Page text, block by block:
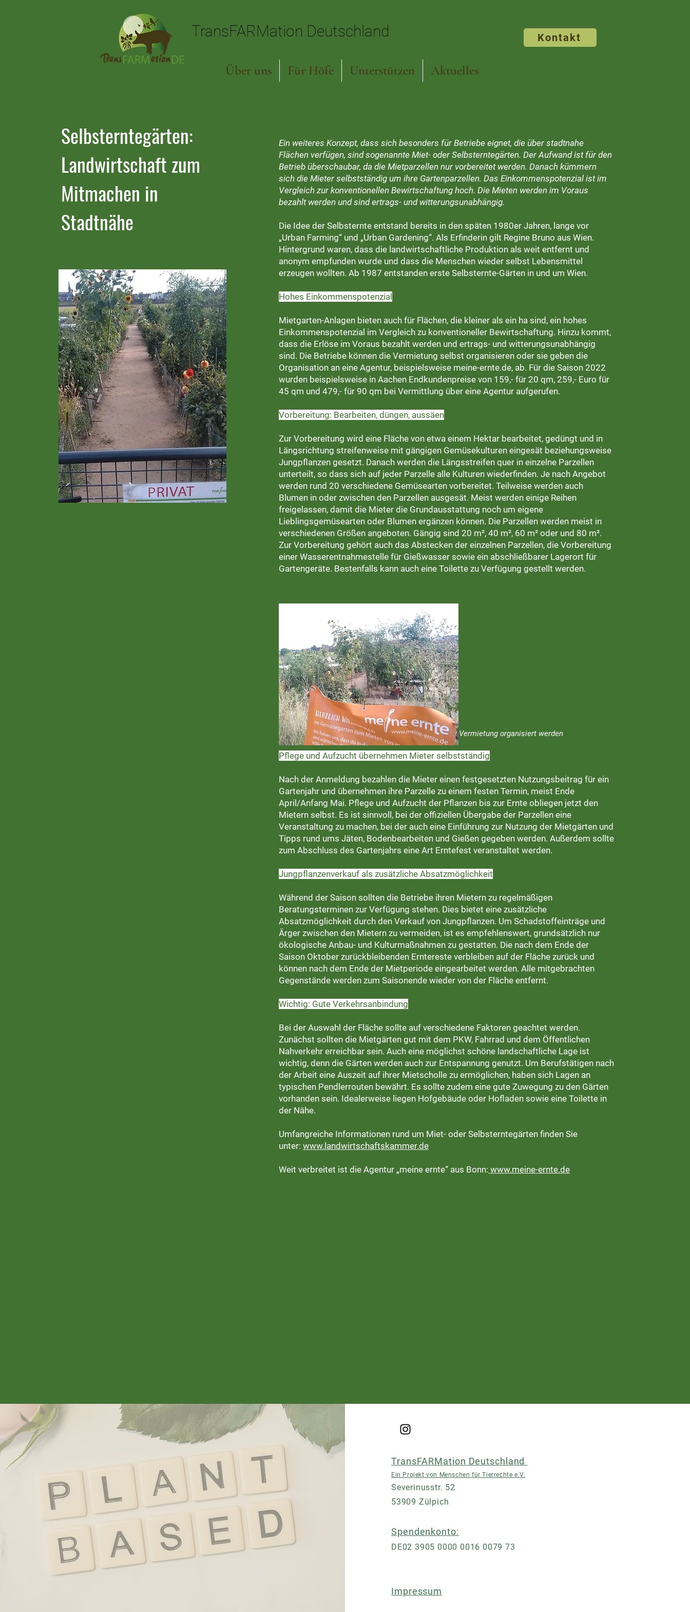
TransFARMation Deutschland
TransFARMation Deutschland Kontakt
Über uns Für Höfe Unterstützen Aktuelles
Selbsterntegärten:
Landwirtschaft zum
Mitmachen in
Stadtnähe
Ein weiteres Konzept, dass sich besonders für Betriebe eignet, die über stadtnahe
Flächen verfügen, sind sogenannte Miet- oder Selbsterntegärten. Der Aufwand ist für den
Betrieb überschaubar, da die Mietparzellen nur vorbereitet werden. Danach kümmern
sich die Mieter selbstständig um ihre Gartenparzellen. Das Einkommenspotenzial ist im
Vergleich zur konventionellen Bewirtschaftung hoch. Die Mieten werden im Voraus
bezahlt werden und sind ertrags- und witterungsunabhängig.
Die Idee der Selbsternte entstand bereits in den späten 1980er Jahren, lange vor
„Urban Farming“ und „Urban Gardening“. Als Erfinderin gilt Regine Bruno aus Wien.
Hintergrund waren, dass die landwirtschaftliche Produktion als weit entfernt und
anonym empfunden wurde und dass die Menschen wieder selbst Lebensmittel
erzeugen wollten. Ab 1987 entstanden erste Selbsternte-Gärten in und um Wien.
Hohes Einkommenspotenzial
Mietgarten-Anlagen bieten auch für Flächen, die kleiner als ein ha sind, ein hohes
Einkommenspotenzial im Vergleich zu konventioneller Bewirtschaftung. Hinzu kommt,
dass die Erlöse im Voraus bezahlt werden und ertrags- und witterungsunabhängig
sind. Die Betriebe können die Vermietung selbst organisieren oder sie geben die
Organisation an eine Agentur, beispielsweise meine-ernte.de, ab. Für die Saison 2022
wurden beispielsweise in Aachen Endkundenpreise von 159,- für 20 qm, 259,- Euro für
45 qm und 479,- für 90 qm bei Vermittlung über eine Agentur aufgerufen.
Vorbereitung: Bearbeiten, düngen, aussäen
Zur Vorbereitung wird eine Fläche von etwa einem Hektar bearbeitet, gedüngt und in
Längsrichtung streifenweise mit gängigen Gemüsekulturen eingesät beziehungsweise
Jungpflanzen gesetzt. Danach werden die Längsstreifen quer in einzelne Parzellen
unterteilt, so dass sich auf jeder Parzelle alle Kulturen wiederfinden. Je nach Angebot
werden rund 20 verschiedene Gemüsearten vorbereitet. Teilweise werden auch
Blumen in oder zwischen den Parzellen ausgesät. Meist werden einige Reihen
freigelassen, damit die Mieter die Grundausstattung noch um eigene
Lieblingsgemüsearten oder Blumen ergänzen können. Die Parzellen werden meist in
verschiedenen Größen angeboten. Gängig sind 20 m², 40 m², 60 m² oder und 80 m².
Zur Vorbereitung gehört auch das Abstecken der einzelnen Parzellen, die Vorbereitung
einer Wasserentnahmestelle für Gießwasser sowie ein abschließbarer Lagerort für
Gartengeräte. Bestenfalls kann auch eine Toilette zu Verfügung gestellt werden.
Über Agenturen wie „meine ernte“ aus Bonn kann die Vermietung organisiert werden
Pflege und Aufzucht übernehmen Mieter selbstständig
Nach der Anmeldung bezahlen die Mieter einen festgesetzten Nutzungsbeitrag für ein
Gartenjahr und übernehmen ihre Parzelle zu einem festen Termin, meist Ende
April/Anfang Mai. Pflege und Aufzucht der Pflanzen bis zur Ernte obliegen jetzt den
Mietern selbst. Es ist sinnvoll, bei der offiziellen Übergabe der Parzellen eine
Veranstaltung zu machen, bei der auch eine Einführung zur Nutzung der Mietgärten und
Tipps rund ums Jäten, Bodenbearbeiten und Gießen gegeben werden. Außerdem sollte
zum Abschluss des Gartenjahrs eine Art Erntefest veranstaltet werden.
Jungpflanzenverkauf als zusätzliche Absatzmöglichkeit
Während der Saison sollten die Betriebe ihren Mietern zu regelmäßigen
Beratungsterminen zur Verfügung stehen. Dies bietet eine zusätzliche
Absatzmöglichkeit durch den Verkauf von Jungpflanzen. Um Schadstoffeinträge und
Ärger zwischen den Mietern zu vermeiden, ist es empfehlenswert, grundsätzlich nur
ökologische Anbau- und Kulturmaßnahmen zu gestatten. Die nach dem Ende der
Saison Oktober zurückbleibenden Erntereste verbleiben auf der Fläche zurück und
können nach dem Ende der Mietperiode eingearbeitet werden. Alle mitgebrachten
Gegenstände werden zum Saisonende wieder von der Fläche entfernt.
Wichtig: Gute Verkehrsanbindung
Bei der Auswahl der Fläche sollte auf verschiedene Faktoren geachtet werden.
Zunächst sollten die Mietgärten gut mit dem PKW, Fahrrad und dem Öffentlichen
Nahverkehr erreichbar sein. Auch eine möglichst schöne landschaftliche Lage ist
wichtig, denn die Gärten werden auch zur Entspannung genutzt. Um Berufstätigen nach
der Arbeit eine Auszeit auf ihrer Mietscholle zu ermöglichen, haben sich Lagen an
typischen Pendlerrouten bewährt. Es sollte zudem eine gute Zuwegung zu den Gärten
vorhanden sein. Idealerweise liegen Hofgebäude oder Hofladen sowie eine Toilette in
der Nähe.
Umfangreiche Informationen rund um Miet- oder Selbsterntegärten finden Sie
unter:www.landwirtschaftskammer.de
Weit verbreitet ist die Agentur „meine ernte“ aus Bonn: www.meine-ernte.de
TransFARMation Deutschland
Ein Projekt von Menschen für Tierrechte e.V.
Severinusstr. 52
53909 Zülpich
Spendenkonto:
DE02 3905 0000 0016 0079 73
​Impressum